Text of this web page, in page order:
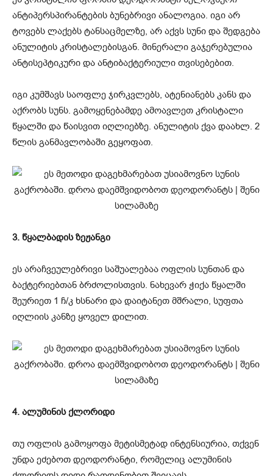
ანტიპერსპირანტების ბუნებრივი ანალოგია. იგი არ
ტოვებს ლაქებს ტანსაცმელზე, არ აქვს სუნი და შედგება
ანულიტის კრისტალებისგან. მინერალი გაჯერებულია
ანტისეპტიკური და ანტიბაქტერიული თვისებებით.
იგი კუმშავს საოფლე ჯირკვლებს, ატენიანებს კანს და
აქრობს სუნს. გამოყენებამდე ამოავლეთ კრისტალი
წყალში და წაისვით იღლიებზე. ანულიტის ქვა დაახლ. 2
წლის განმავლობაში გეყოფათ.
3. წყალბადის ზეჟანგი
ეს არაჩვეულებრივი საშუალებაა ოფლის სუნთან და
ბაქტერიებთან ბრძოლისთვის. ნახევარ ჭიქა წყალში
შეურიეთ 1 ჩ/კ ხსნარი და დაიტანეთ მშრალი, სუფთა
იღლიის კანზე ყოველ დილით.
4. ალუმინის ქლორიდი
თუ ოფლის გამოყოფა მეტისმეტად ინტენსიურია, თქვენ
უნდა ეძებოთ დეოდორანტი, რომელიც ალუმინის